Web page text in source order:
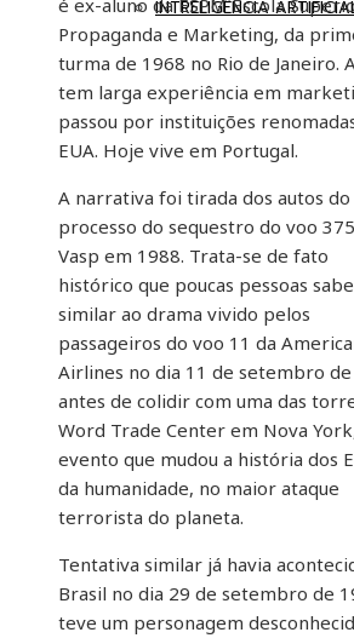
INTRELIGÊNCIA
é ex-aluno da ESPM Escola
Propaganda e Marketing, da
turma de 1968 no Rio de Janeiro.
tem larga experiência em
passou por instituições
EUA. Hoje vive em Portugal.
A narrativa foi tirada dos autos do
processo do sequestro do voo
Vasp em 1988. Trata-se de fato
histórico que poucas pessoas
similar ao drama vivido pelos
passageiros do voo 11 da
Airlines no dia 11 de setembro de
antes de colidir com uma das
Word Trade Center em Nova
evento que mudou a história dos
da humanidade, no maior ataque
terrorista do planeta.
Tentativa similar já havia
Brasil no dia 29 de setembro de
teve um personagem